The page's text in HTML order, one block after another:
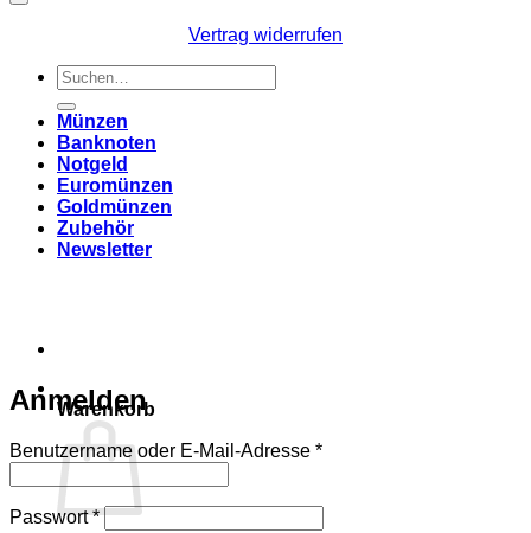
Warenkorb
Vertrag widerrufen
Suchen
nach:
Münzen
Banknoten
Notgeld
Euromünzen
Goldmünzen
Zubehör
Newsletter
Anmelden
Benutzername oder E-Mail-Adresse *Erforderlich
Passwort*Erforderlich